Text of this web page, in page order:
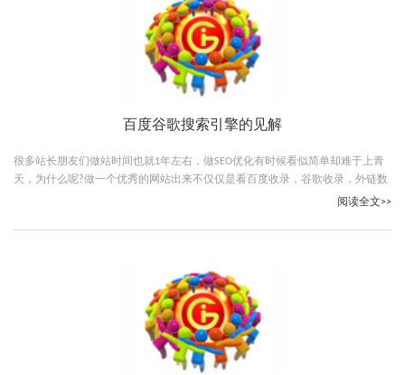
百度谷歌搜索引擎的见解
很多站长朋友们做站时间也就1年左右，做SEO优化有时候看似简单却难于上青
天，为什么呢?做一个优秀的网站出来不仅仅是看百度收录，谷歌收录，外链数
阅读全文>>